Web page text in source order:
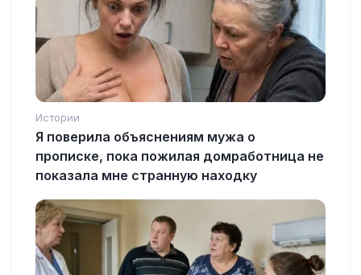
Истории
Я поверила объяснениям мужа о
прописке, пока пожилая домработница не
показала мне странную находку